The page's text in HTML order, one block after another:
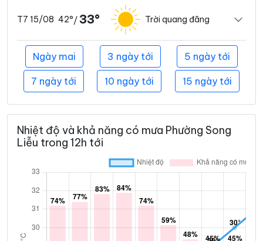
T7 15/08 42°/ 33° Trời quang đãng
Ngày mai 3 ngày tới 5 ngày tới
7 ngày tới 10 ngày tới 15 ngày tới
Nhiệt độ và khả năng có mưa Phường Song
Liễu trong 12h tới